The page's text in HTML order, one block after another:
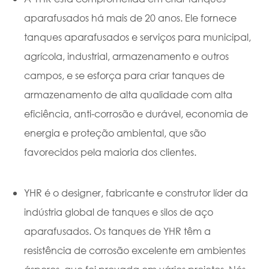
aparafusados há mais de 20 anos. Ele fornece
tanques aparafusados e serviços para municipal,
agrícola, industrial, armazenamento e outros
campos, e se esforça para criar tanques de
armazenamento de alta qualidade com alta
eficiência, anti-corrosão e durável, economia de
energia e proteção ambiental, que são
favorecidos pela maioria dos clientes.
YHR é o designer, fabricante e construtor líder da
indústria global de tanques e silos de aço
aparafusados. Os tanques de YHR têm a
resistência de corrosão excelente em ambientes